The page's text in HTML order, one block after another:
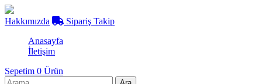
Hakkımızda
Sipariş Takip
Anasayfa
İletişim
Sepetim 0 Ürün